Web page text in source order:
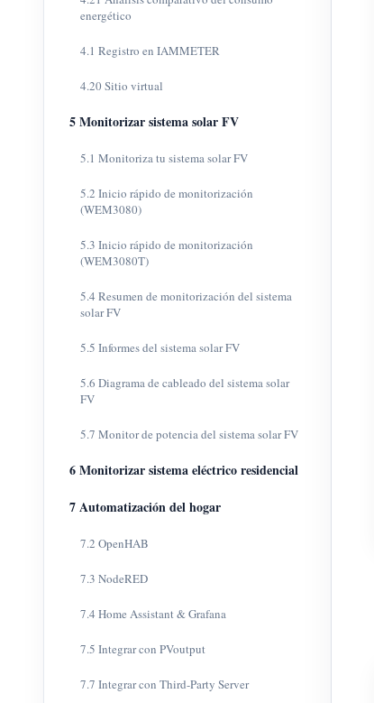
energético
4.1 Registro en IAMMETER
4.20 Sitio virtual
5 Monitorizar sistema solar FV
5.1 Monitoriza tu sistema solar FV
5.2 Inicio rápido de monitorización
(WEM3080)
5.3 Inicio rápido de monitorización
(WEM3080T)
5.4 Resumen de monitorización del sistema
solar FV
5.5 Informes del sistema solar FV
5.6 Diagrama de cableado del sistema solar
FV
5.7 Monitor de potencia del sistema solar FV
6 Monitorizar sistema eléctrico residencial
7 Automatización del hogar
7.2 OpenHAB
7.3 NodeRED
7.4 Home Assistant & Grafana
7.5 Integrar con PVoutput
7.7 Integrar con Third-Party Server